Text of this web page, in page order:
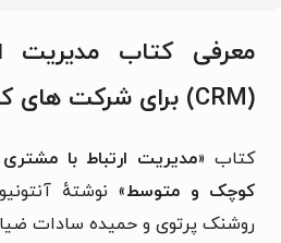
معرفی کتاب مدیریت
(CRM) برای شرکت های کوچک و متوسط
کتاب «
کوچک و متوسط» نوشتهٔ
روشنک پرتوی و حمیده سادات